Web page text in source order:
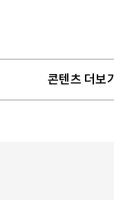
콘텐츠 더보기